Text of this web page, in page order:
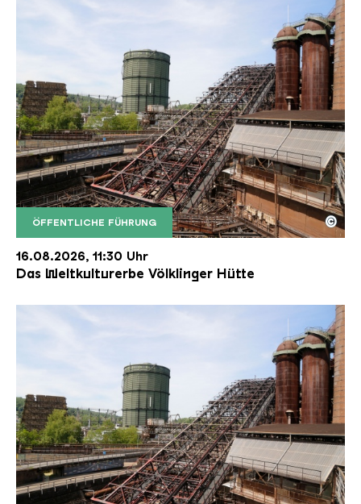
ÖFFENTLICHE FÜHRUNG
Der Erzschrägaufzug der Völklinger Hütte mit
Copyright: Weltkulturerbe Völklinger Hütte | Karl
©
16.08.2026, 11:30 Uhr
Das Weltkulturerbe Völklinger Hütte